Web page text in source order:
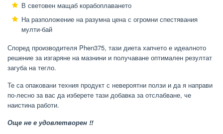
В световен мащаб корабоплаването
На разположение на разумна цена с огромни спестявания
мулти-бай
Според производителя Phen375, тази диета хапчето е идеалното
решение за изгаряне на мазнини и получаване оптимален резултат
загуба на тегло.
Те са опаковани техния продукт с невероятни ползи и да я направи
по-лесно за вас да изберете тази добавка за отслабване, че
наистина работи.
Още не е удовлетворен !!